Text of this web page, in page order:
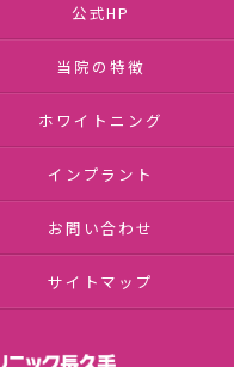
公式HP
当院の特徴
ホワイトニング
インプラント
お問い合わせ
サイトマップ